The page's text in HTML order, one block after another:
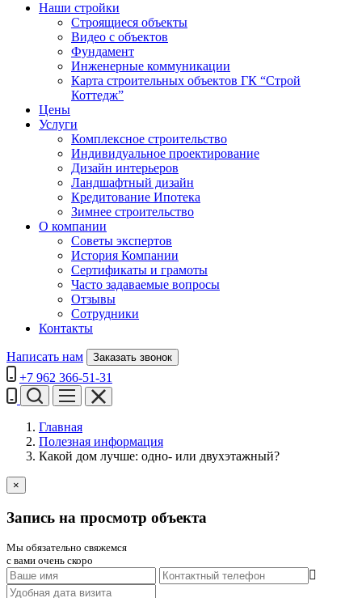
Наши стройки
Строящиеся объекты
Видео с объектов
Фундамент
Инженерные коммуникации
Карта строительных объектов ГК “Строй
Коттедж”
Цены
Услуги
Комплексное строительство
Индивидуальное проектирование
Дизайн интерьеров
Ландшафтный дизайн
Кредитование Ипотека
Зимнее строительство
О компании
Советы экспертов
История Компании
Сертификаты и грамоты
Часто задаваемые вопросы
Отзывы
Сотрудники
Контакты
Написать нам Заказать звонок
+7 962 366-51-31
Главная
Полезная информация
Какой дом лучше: одно- или двухэтажный?
×
Запись на просмотр объекта
Мы обязательно свяжемся
с вами очень скоро